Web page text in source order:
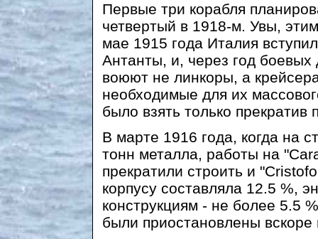
Первые три корабля
четвертый в 1918-м. Увы,
мае 1915 года Италия
Антанты, и, через год боевых
воюют не линкоры, а
необходимые для их
было взять только прекратив
В марте 1916 года, когда на
тонн металла, работы на
прекратили строить и
корпусу составляла 12.5 %,
конструкциям - не более 5.5
были приостановлены вскоре